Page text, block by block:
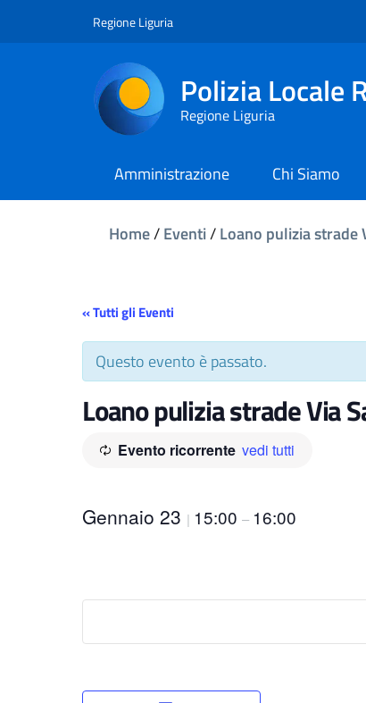
Regione Liguria
Polizia Locale
Regione Liguria
Amministrazione Chi Siamo
Home/Eventi/Loano pulizia strade
« Tutti gli Eventi
Questo evento è passato.
Loano pulizia strade Via
Evento ricorrente vedi tutti
Gennaio 23 | 15:00 – 16:00